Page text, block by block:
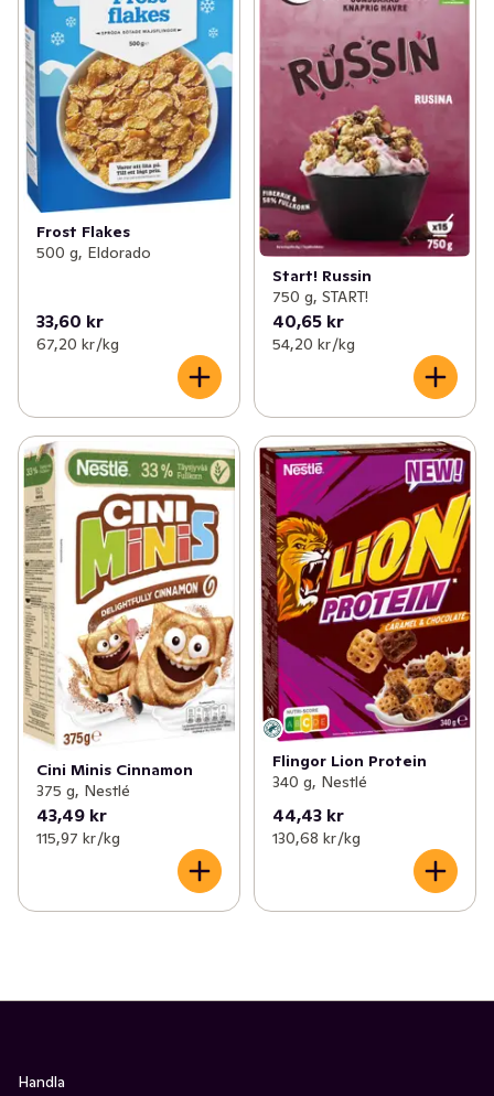
Frost Flakes
500 g, Eldorado
33,60 kr
67,20 kr /kg
Start! Russin
750 g, START!
40,65 kr
54,20 kr /kg
Cini Minis Cinnamon
375 g, Nestlé
43,49 kr
115,97 kr /kg
Flingor Lion Protein
340 g, Nestlé
44,43 kr
130,68 kr /kg
Handla